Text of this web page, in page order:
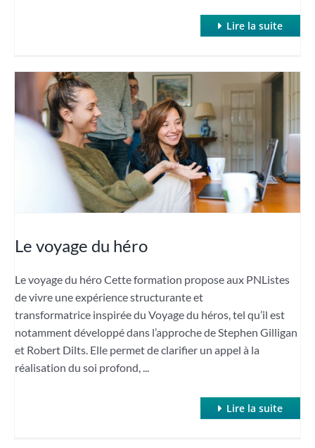
Lire la suite
Le voyage du héro
Le voyage du héro Cette formation propose aux PNListes
de vivre une expérience structurante et
transformatrice inspirée du Voyage du héros, tel qu’il est
notamment développé dans l’approche de Stephen Gilligan
et Robert Dilts. Elle permet de clarifier un appel à la
réalisation du soi profond, ...
Lire la suite